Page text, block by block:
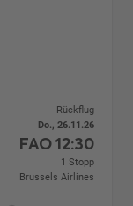
Rückflug
Do., 26.11.26
FAO12:30
1 Stopp
Brussels Airlines